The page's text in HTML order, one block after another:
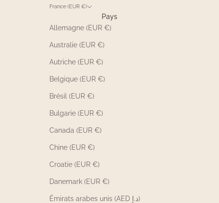
France (EUR €)
Pays
Allemagne (EUR €)
Australie (EUR €)
Autriche (EUR €)
Belgique (EUR €)
Brésil (EUR €)
Bulgarie (EUR €)
Canada (EUR €)
Chine (EUR €)
Croatie (EUR €)
Danemark (EUR €)
Émirats arabes unis (AED د.إ)